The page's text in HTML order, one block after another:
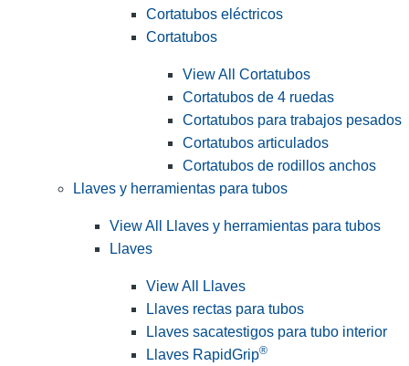
Cortatubos eléctricos
Cortatubos
View All Cortatubos
Cortatubos de 4 ruedas
Cortatubos para trabajos pesados
Cortatubos articulados
Cortatubos de rodillos anchos
Llaves y herramientas para tubos
View All Llaves y herramientas para tubos
Llaves
View All Llaves
Llaves rectas para tubos
Llaves sacatestigos para tubo interior
Llaves RapidGrip®